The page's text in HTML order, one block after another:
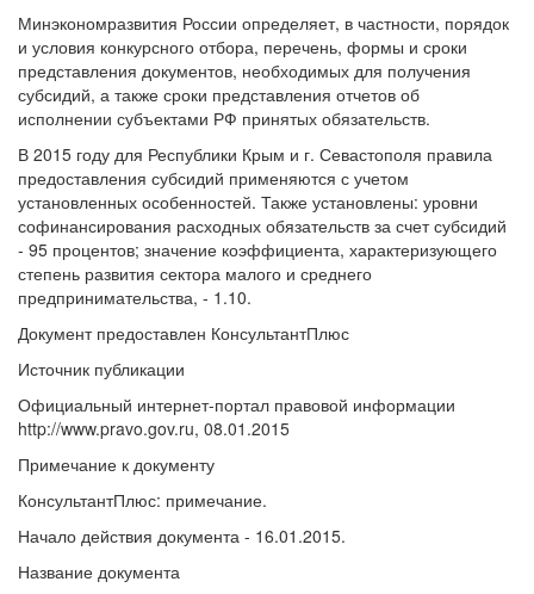
Минэкономразвития России определяет, в частности, порядок
и условия конкурсного отбора, перечень, формы и сроки
представления документов, необходимых для получения
субсидий, а также сроки представления отчетов об
исполнении субъектами РФ принятых обязательств.
В 2015 году для Республики Крым и г. Севастополя правила
предоставления субсидий применяются с учетом
установленных особенностей. Также установлены: уровни
софинансирования расходных обязательств за счет субсидий
- 95 процентов; значение коэффициента, характеризующего
степень развития сектора малого и среднего
предпринимательства, - 1.10.
Документ предоставлен КонсультантПлюс
Источник публикации
Официальный интернет-портал правовой информации
http://www.pravo.gov.ru, 08.01.2015
Примечание к документу
КонсультантПлюс: примечание.
Начало действия документа - 16.01.2015.
Название документа